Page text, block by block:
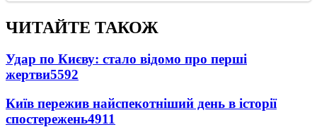
ЧИТАЙТЕ ТАКОЖ
Удар по Києву: стало відомо про перші
жертви5592
Київ пережив найспекотніший день в історії
спостережень4911